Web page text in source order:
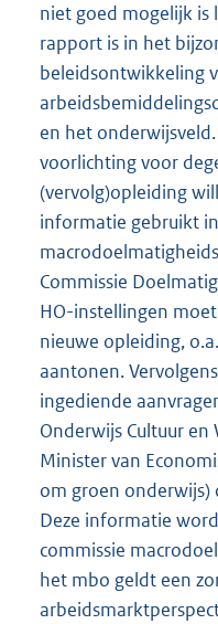
niet goed mogelijk is
rapport is in het
beleidsontwikkeling
en het
voorlichting voor
(vervolg)opleiding
informatie gebruikt
Commissie
HO-instellingen
nieuwe opleiding,
aantonen.
ingediende
Onderwijs Cultuur en
Minister van
om groen onderwijs)
Deze informatie
commissie
het mbo geldt een